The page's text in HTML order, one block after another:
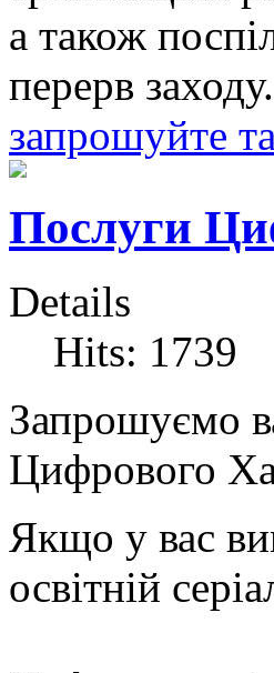
а також
перерв
запрошуйте
Послуги
Details
Hits: 1739
Запрошуємо
Цифрового
Якщо у вас
освітній